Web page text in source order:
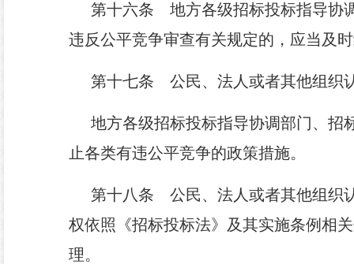
第十六条 地方各级招标投标指导协
违反公平竞争审查有关规定的，应当及
第十七条 公民、法人或者其他组织
地方各级招标投标指导协调部门、招
止各类有违公平竞争的政策措施。
第十八条 公民、法人或者其他组织
权依照《招标投标法》及其实施条例相
理。